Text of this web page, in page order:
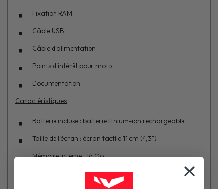
Fixation RAM
Câble USB
Câble d'alimentation
Points d'intérêt pour moto
Documentation
Caractéristiques :
Batterie incluse : batterie lithium-ion rechargeable
Taille de l'écran : écran tactile 11 cm (4,3")
Mémoire interne : 16 Go
Emplacement pour carte SD : microSD